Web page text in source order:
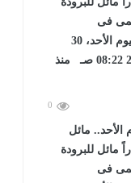
0
مائل
مائل للبرودة
فى